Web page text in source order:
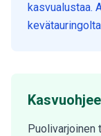
kasvualustaa.
Puolivarjoinen